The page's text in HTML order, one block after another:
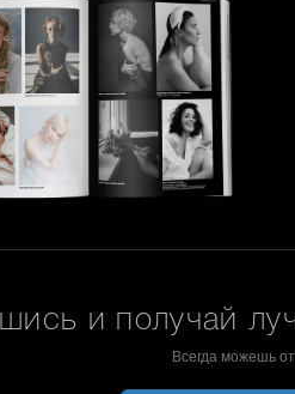
и получай
Всегда можешь